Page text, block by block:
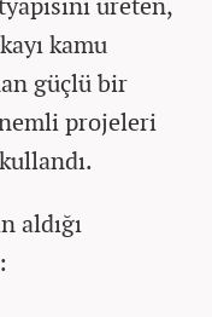
kamu
güçlü bir
projeleri
aldığı